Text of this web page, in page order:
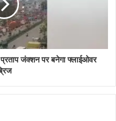
जंक्शन पर बनेगा फ्लाईओवर